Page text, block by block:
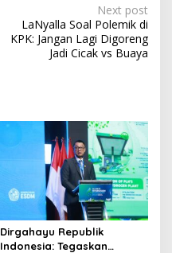
Next post
LaNyalla Soal Polemik di
KPK: Jangan Lagi Digoreng
Jadi Cicak vs Buaya
Dirgahayu Republik
Indonesia: Tegaskan